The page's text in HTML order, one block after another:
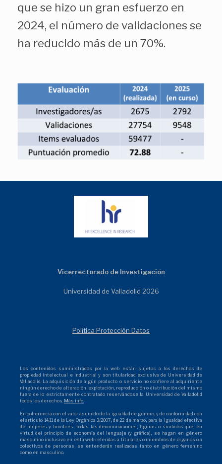
que se hizo un gran esfuerzo en
2024, el número de validaciones se
ha reducido más de un 70%.
Vicerrectorado de Investigación
Universidad de Valladolid 2026
Política Protección Datos
Los contenidos suministrados por la web están sujetos a los derechos de
propiedad intelectual e industrial y son titularidad exclusiva de Universidad de
Valladolid. La adquisición de algún producto o servicio no confiere al adquiriente
ningún derecho de alteración, explotación, reproducción o distribución del mismo
fuera de lo estrictamente contratado reservándose la Universidad de Valladolid
todos los derechos. Más info.
En coherencia con el valor asumido de la igualdad de género, y de conformidad con
el artículo 14.11 de la Ley Orgánica 3/2007, de 22 de marzo, para la igualdad efectiva
de mujeres y hombres, todas las denominaciones, figuras o símbolos que, en
virtud del principio de economía del lenguaje (y gráfica), se hagan en género
masculino inclusivo en esta web referidas a titulares o miembros de órganos o a
colectivos de personas, se entenderán realizadas tanto en género femenino
como en masculino.